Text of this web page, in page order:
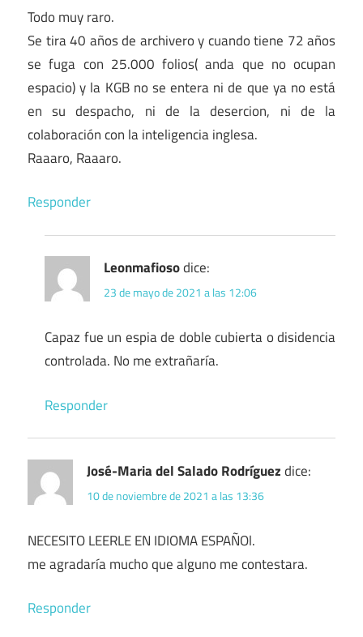
Todo muy raro.
Se tira 40 años de archivero y cuando tiene 72 años
se fuga con 25.000 folios( anda que no ocupan
espacio) y la KGB no se entera ni de que ya no está
en su despacho, ni de la desercion, ni de la
colaboración con la inteligencia inglesa.
Raaaro, Raaaro.
Responder
Leonmafiosodice:
23 de mayo de 2021 a las 12:06
Capaz fue un espia de doble cubierta o disidencia
controlada. No me extrañaría.
Responder
José-Maria del Salado Rodríguezdice:
10 de noviembre de 2021 a las 13:36
NECESITO LEERLE EN IDIOMA ESPAÑOl.
me agradaría mucho que alguno me contestara.
Responder